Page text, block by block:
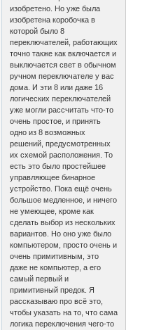
изобретено. Но уже была
изобретена коробочка в
которой было 8
переключателей, работающих
точно также как включается и
выключается свет в обычном
ручном переключателе у вас
дома. И эти 8 или даже 16
логических переключателей
уже могли рассчитать что-то
очень простое, и принять
одно из 8 возможных
решений, предусмотренных
их схемой расположения. То
есть это было простейшее
управляющее бинарное
устройство. Пока ещё очень
большое медленное, и ничего
не умеющее, кроме как
сделать выбор из нескольких
вариантов. Но оно уже было
компьютером, просто очень и
очень примитивным, это
даже не компьютер, а его
самый первый и
примитивный предок. Я
рассказываю про всё это,
чтобы указать на то, что сама
логика переключения чего-то